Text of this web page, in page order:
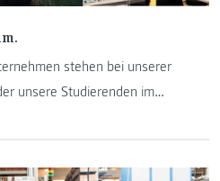
stehen bei unserer
unsere Studierenden im
Zukunft planen, erzählen sie